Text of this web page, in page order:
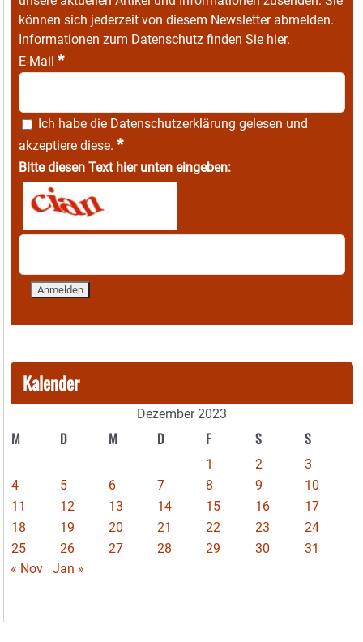
können sich jederzeit von diesem Newsletter abmelden.
Informationen zum Datenschutz finden Sie hier.
E-Mail *
Ich habe die Datenschutzerklärung gelesen und
akzeptiere diese. *
Bitte diesen Text hier unten eingeben:
Kalender
Dezember 2023
M D M D F S S
1 2
3
4
5 6 7 8 9
10
11
12 13 14 15 16
17
18
19 20 21 22 23
24
25
26 27 28 29 30
31
« Nov
Jan »